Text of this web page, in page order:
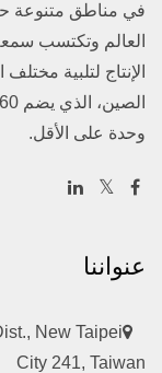
في مناطق متنوعة
العالم وتكتسب
الإنتاج لتلبية
وحدة على الأقل.
عنواننا
New Taipei
City 241, Taiwan